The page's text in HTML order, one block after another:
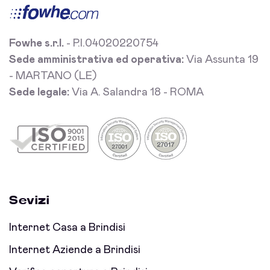
Fowhe s.r.l. - P.I.04020220754
Sede amministrativa ed operativa: Via Assunta 19
- MARTANO (LE)
Sede legale: Via A. Salandra 18 - ROMA
Sevizi
Internet Casa a Brindisi
Internet Aziende a Brindisi